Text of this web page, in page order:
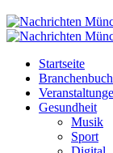
Startseite
Gesundheit
Musik
Sport